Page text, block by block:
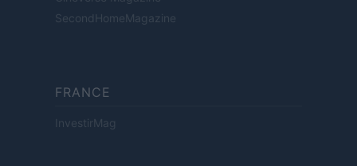
SecondHomeMagazine
FRANCE
InvestirMag